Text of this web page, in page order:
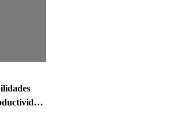
Reino